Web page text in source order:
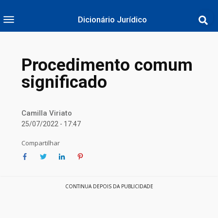
Dicionário Jurídico
Procedimento comum
significado
Camilla Viriato
25/07/2022 - 17:47
Compartilhar
CONTINUA DEPOIS DA PUBLICIDADE